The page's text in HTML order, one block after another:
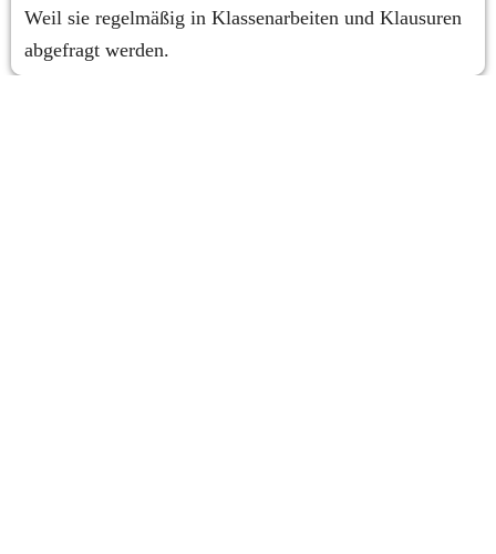
Weil sie regelmäßig in Klassenarbeiten und Klausuren
abgefragt werden.